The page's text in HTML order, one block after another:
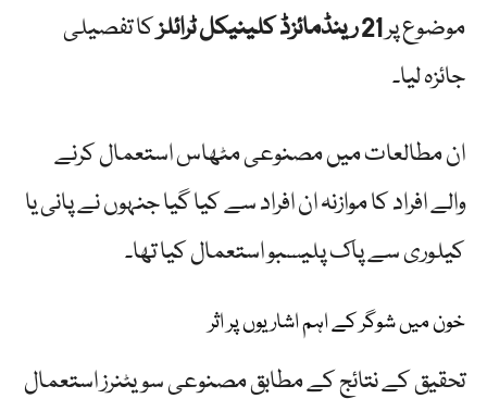
موضوع پر21 رینڈمائزڈ کلینیکل ٹرائلز
کا تفصیلی
جائزہ لیا۔
ان مطالعات میں مصنوعی مٹھاس استعمال کرنے
والے افراد کا موازنہ ان افراد سے کیا گیا جنہوں نے پانی یا
کیلوری سے پاک پلیسبو استعمال کیا تھا۔
خون میں شوگر کے اہم اشاریوں پر اثر
تحقیق کے نتائج کے مطابق مصنوعی سویٹنرز استعمال